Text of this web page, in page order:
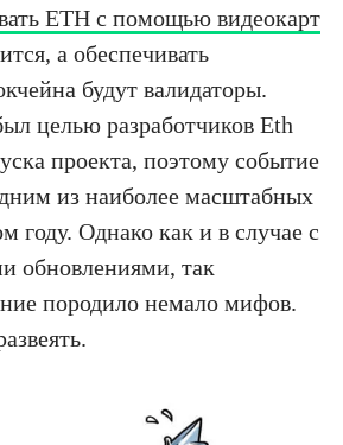
ETH с помощью видеокарт
а обеспечивать
будут валидаторы.
целью разработчиков Eth
проекта, поэтому событие
из наиболее масштабных
году. Однако как и в случае с
обновлениями, так
породило немало мифов.